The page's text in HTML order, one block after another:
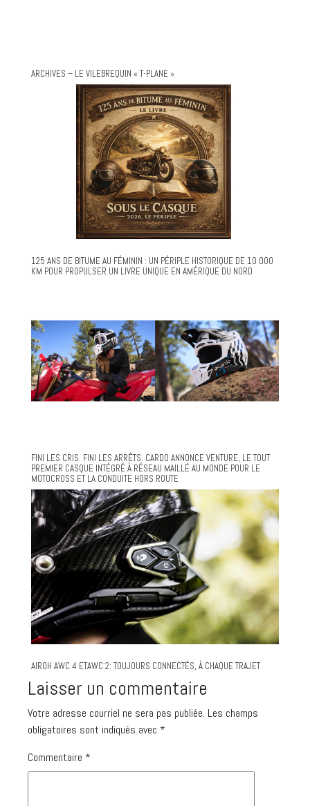
ARCHIVES – LE VILEBREQUIN « T-PLANE »
125 ANS DE BITUME AU FÉMININ : UN PÉRIPLE HISTORIQUE DE 10 000
KM POUR PROPULSER UN LIVRE UNIQUE EN AMÉRIQUE DU NORD
FINI LES CRIS. FINI LES ARRÊTS. CARDO ANNONCE VENTURE, LE TOUT
PREMIER CASQUE INTÉGRÉ À RÉSEAU MAILLÉ AU MONDE POUR LE
MOTOCROSS ET LA CONDUITE HORS ROUTE
AIROH AWC 4 ETAWC 2: TOUJOURS CONNECTÉS, À CHAQUE TRAJET
Laisser un commentaire
Votre adresse courriel ne sera pas publiée. Les champs
obligatoires sont indiqués avec *
Commentaire *